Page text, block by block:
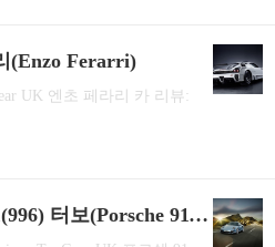
(Enzo Ferarri)
UK 엔초 페라리 카 리뷰:
[탑기어 UK] 포르쉐 911(996) 터보(Porsche 911 Turbo)